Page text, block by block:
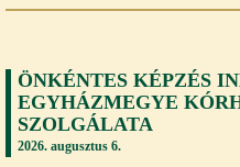
ÖNKÉNTES KÉPZÉS
EGYHÁZMEGYE
SZOLGÁLATA
2026. augusztus 6.